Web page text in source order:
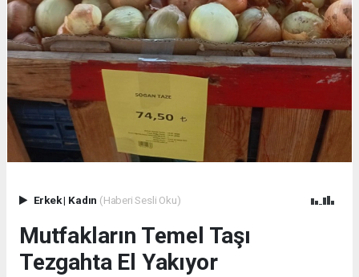
Erkek| Kadın (Haberi Sesli Oku)
Mutfakların Temel Taşı
Tezgahta El Yakıyor